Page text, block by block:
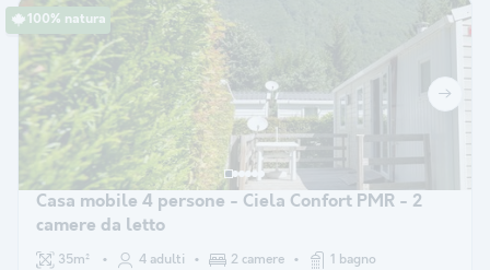
100% natura
Casa mobile 4 persone - Ciela Confort PMR - 2
camere da letto
35m² 4 adulti 2 camere 1 bagno